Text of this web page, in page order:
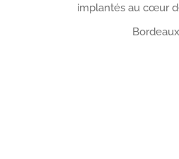
implantés au cœur